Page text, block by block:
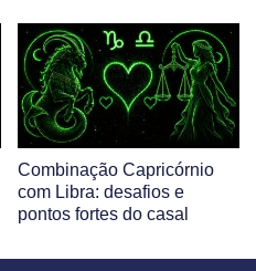
Combinação Capricórnio
com Libra: desafios e
pontos fortes do casal